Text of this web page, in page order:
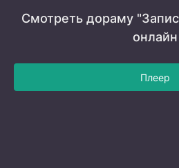
Смотреть дораму
онлайн
Плеер